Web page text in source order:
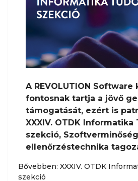
A REVOLUTION
fontosnak tartja a jövő
támogatását, ezért is
XXXIV. OTDK
szekció,
ellenőrzéstechnika
Bővebben: XXXIV. OTDK
szekció